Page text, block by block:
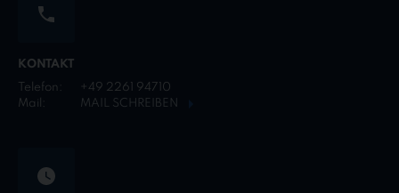
KONTAKT
Telefon:
+49 2261 94710
Mail:
MAIL SCHREIBEN